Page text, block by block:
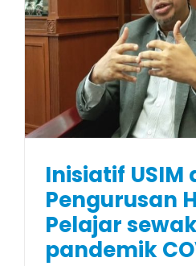
Inisiatif USIM
Pengurusan
Pelajar
pandemik